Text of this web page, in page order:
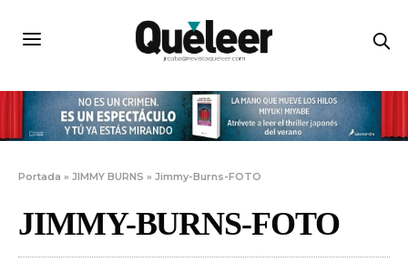
Portada »JIMMY BURNS »Jimmy-Burns-FOTO
JIMMY-BURNS-FOTO